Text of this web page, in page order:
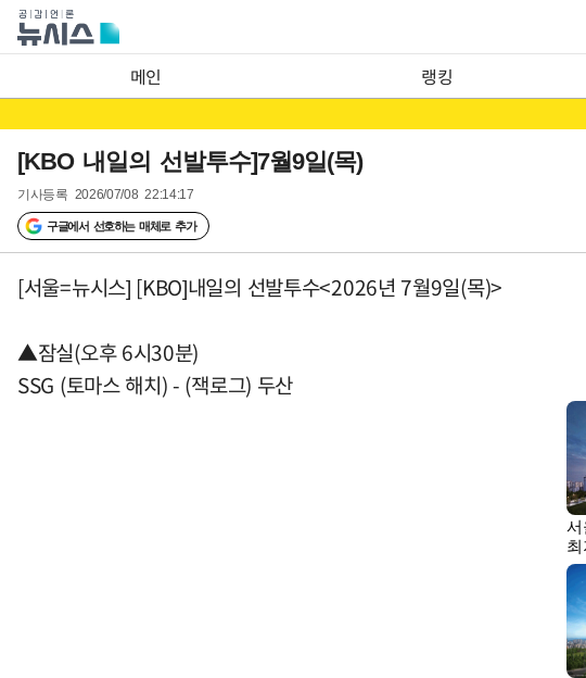
메인 랭킹
[KBO 내일의 선발투수]7월9일(목)
기사등록 2026/07/08 22:14:17
구글에서 선호하는 매체로 추가
[서울=뉴시스] [KBO]내일의 선발투수<2026년 7월9일(목)>
▲잠실(오후 6시30분)
SSG (토마스 해치) - (잭로그) 두산